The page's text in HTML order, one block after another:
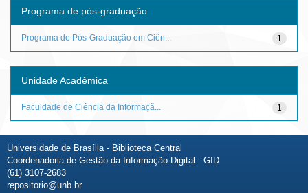
Programa de pós-graduação
1
Programa de Pós-Graduação em Ciên...
Unidade Acadêmica
1
Faculdade de Ciência da Informaçã...
Universidade de Brasília - Biblioteca Central
Coordenadoria de Gestão da Informação Digital - GID
(61) 3107-2683
repositorio@unb.br